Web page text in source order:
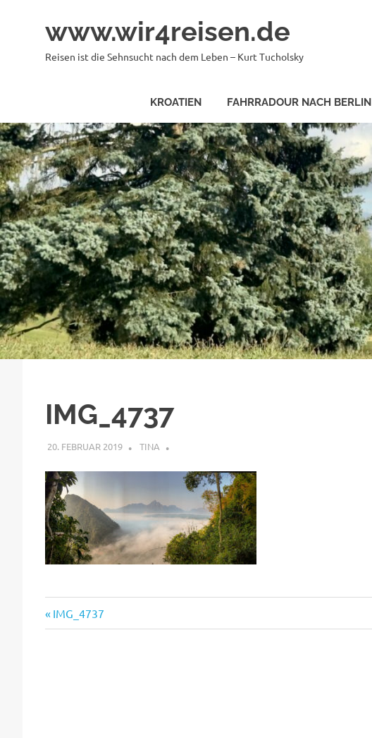
www.wir4reisen.de
Reisen ist die Sehnsucht nach dem Leben – Kurt Tucholsky
KROATIEN FAHRRADOUR NACH BERLIN
IMG_4737
20. FEBRUAR 2019 TINA
Beitragsnavigation
Vorheriger
Beitrag:
IMG_4737